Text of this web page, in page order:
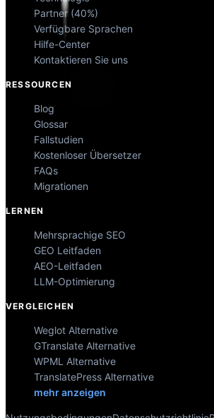
Partner (40%)
Verfügbare Sprachen
Hilfe-Center
Kontaktieren Sie uns
RESSOURCEN
Blog
Glossar
Fallstudien
Kostenloser Übersetzer
FAQs
Migrationen
LERNEN
Mehrsprachige SEO
GEO Leitfaden
AEO-Leitfaden
LLM-Optimierung
VERGLEICHEN
Weglot Alternative
GTranslate Alternative
WPML Alternative
TranslatePress Alternative
mehr anzeigen